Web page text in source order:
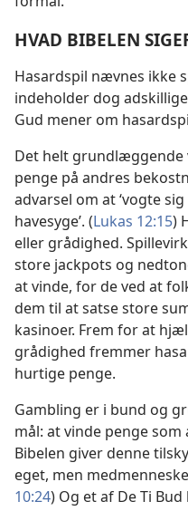
HVAD BIBELEN
Hasardspil nævnes ikke
indeholder dog
Gud mener om
Det helt grundlæggende
penge på andres
advarsel om at ‘vogte
havesyge’. (Lukas 12:15)
eller grådighed.
store jackpots og
at vinde, for de ved at
dem til at satse store
kasinoer. Frem for at
grådighed fremmer
hurtige penge.
Gambling er i bund og
mål: at vinde penge
Bibelen giver denne
eget, men
10:24) Og et af De Ti